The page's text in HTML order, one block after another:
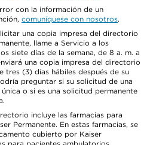
con la información de un
comuníquese con nosotros.
una copia impresa del directorio
llame a Servicio a los
siete días de la semana, de 8 a. m. a
una copia impresa del directorio
tres (3) días hábiles después de su
preguntar si su solicitud de una
o si es una solicitud permanente
incluye las farmacias para
Permanente. En estas farmacias, se
cubierto por Kaiser